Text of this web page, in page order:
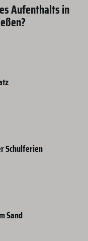
Aufenthalts in
Schulferien
Sand